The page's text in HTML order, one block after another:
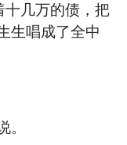
几万的债，把
生唱成了全中